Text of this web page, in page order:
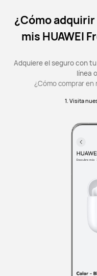
¿Cómo adquirir
mis HUAWEI
Adquiere el seguro con
línea
¿Cómo comprar
1. Visita